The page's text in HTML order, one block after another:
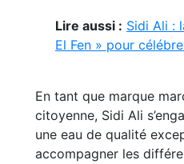
Lire aussi : Sidi Ali :
El Fen » pour
En tant que marque
citoyenne, Sidi Ali
une eau de qualité
accompagner les